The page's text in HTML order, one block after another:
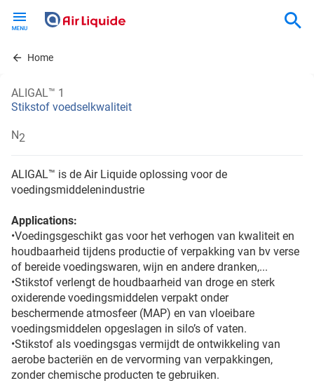
contentHome
ALIGAL™ 1
Stikstof voedselkwaliteit
N2
ALIGAL™ is de Air Liquide oplossing voor de
voedingsmiddelenindustrie
Applications:
•Voedingsgeschikt gas voor het verhogen van kwaliteit en
houdbaarheid tijdens productie of verpakking van bv verse
of bereide voedingswaren, wijn en andere dranken,...
•Stikstof verlengt de houdbaarheid van droge en sterk
oxiderende voedingsmiddelen verpakt onder
beschermende atmosfeer (MAP) en van vloeibare
voedingsmiddelen opgeslagen in silo’s of vaten.
•Stikstof als voedingsgas vermijdt de ontwikkeling van
aerobe bacteriën en de vervorming van verpakkingen,
zonder chemische producten te gebruiken.